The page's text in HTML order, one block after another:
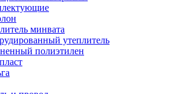
минвата
утеплитель
полиэтилен